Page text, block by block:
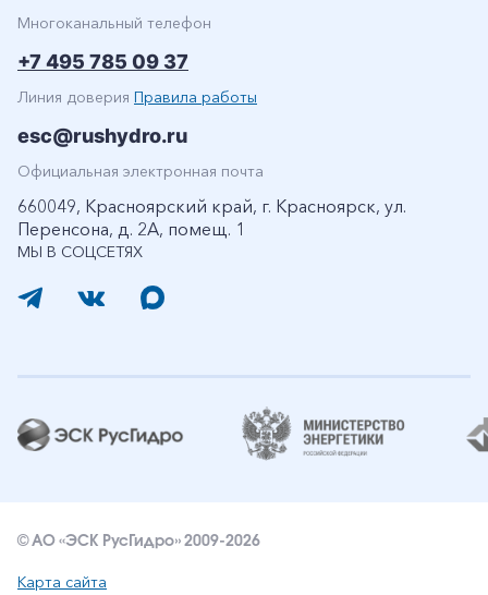
МЫ В СОЦСЕТЯХ
Многоканальный телефон
+7 495 785 09 37
Линия доверия Правила работы
esc@rushydro.ru
Официальная электронная почта
660049, Красноярский край, г. Красноярск, ул.
Перенсона, д. 2А, помещ. 1
© АО «ЭСК РусГидро» 2009-2026
Карта сайта